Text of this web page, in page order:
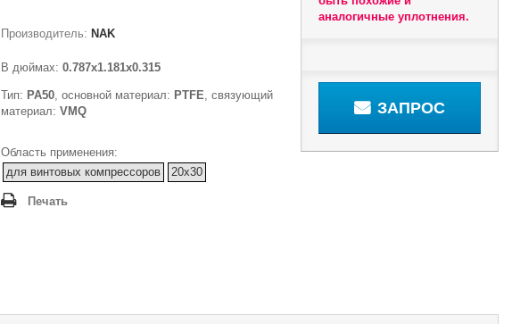
Производитель: NAK
В дюймах: 0.787x1.181x0.315
Тип: PA50 , основной материал: PTFE , связующий
материал: VMQ
Область применения:
для винтовых компрессоров
20x30
Печать
аналогичные уплотнения.
ЗАПРОС